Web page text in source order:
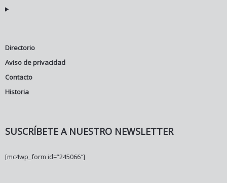
Directorio
Aviso de privacidad
Contacto
Historia
SUSCRÍBETE A NUESTRO NEWSLETTER
[mc4wp_form id=”245066″]